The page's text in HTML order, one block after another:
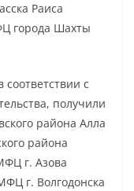
Раиса
города Шахты
с
получили
района Алла
района
г. Азова
г. Волгодонска